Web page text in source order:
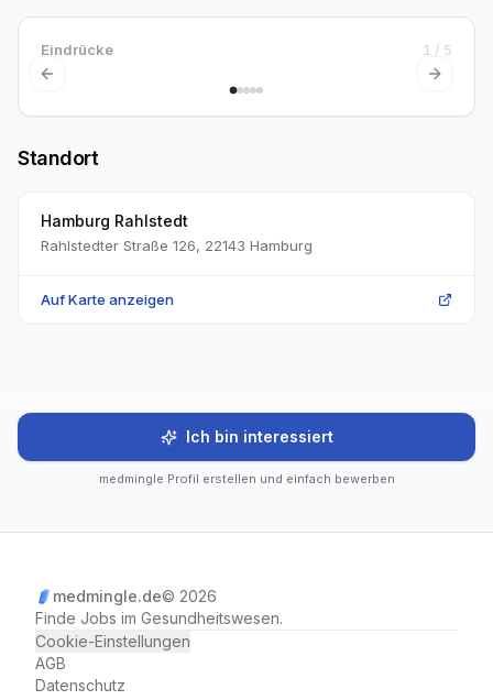
Eindrücke 1 / 5
Previous slide Next
Standort
Hamburg Rahlstedt
Rahlstedter Straße 126, 22143 Hamburg
Auf Karte anzeigen
Ich bin interessiert
medmingle Profil erstellen und einfach bewerben
medmingle.de© 2026
Finde Jobs im Gesundheitswesen.
Cookie-Einstellungen
AGB
Datenschutz